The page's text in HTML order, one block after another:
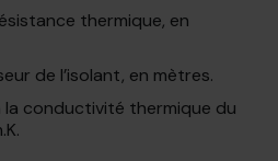
thermique, en
de l’isolant, en mètres.
conductivité thermique du